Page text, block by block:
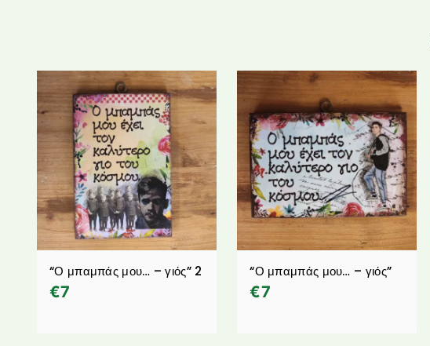
“Ο μπαμπάς μου… – γιός” 2
€7
“Ο μπαμπάς μου… – γιός”
€7